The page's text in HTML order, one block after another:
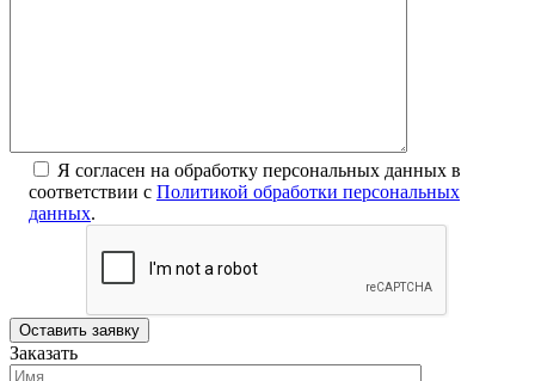
Я согласен на обработку персональных данных в
соответствии с Политикой обработки персональных
данных.
Заказать